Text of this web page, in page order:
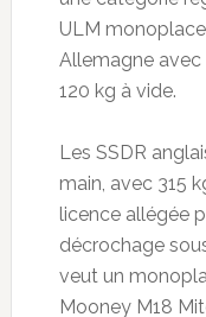
ULM
Allemagne
120 kg à vide.
Les SSDR
main, avec 315
licence allégée
décrochage
veut un
Mooney M18